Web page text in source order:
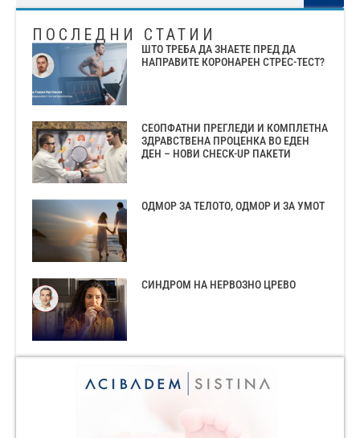
ПОСЛЕДНИ СТАТИИ
ШТО ТРЕБА ДА ЗНАЕТЕ ПРЕД ДА
НАПРАВИТЕ КОРОНАРЕН СТРЕС-ТЕСТ?
СЕОПФАТНИ ПРЕГЛЕДИ И КОМПЛЕТНА
ЗДРАВСТВЕНА ПРОЦЕНКА ВО ЕДЕН
ДЕН – НОВИ CHECK-UP ПАКЕТИ
ОДМОР ЗА ТЕЛОТО, ОДМОР И ЗА УМОТ
СИНДРОМ НА НЕРВОЗНО ЦРЕВО